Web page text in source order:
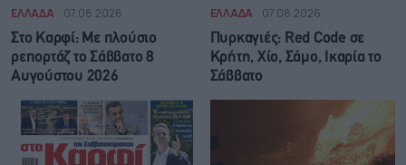
ΕΛΛΑΔΑ 07.08.2026
Στο Καρφί: Με πλούσιο
ρεπορτάζ το Σάββατο 8
Αυγούστου 2026
ΕΛΛΑΔΑ 07.08.2026
Πυρκαγιές: Red Code σε
Κρήτη, Χίο, Σάμο, Ικαρία το
Σάββατο